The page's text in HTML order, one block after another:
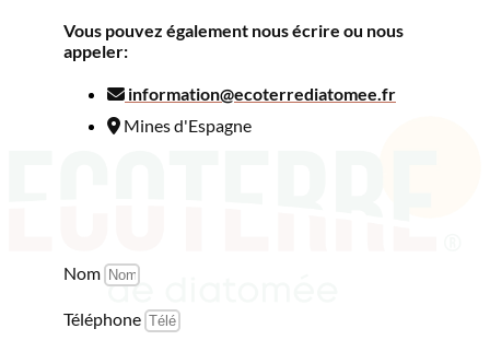
Vous pouvez également nous écrire ou nous
appeler:
information@ecoterrediatomee.fr
Mines d'Espagne
Nom
Téléphone